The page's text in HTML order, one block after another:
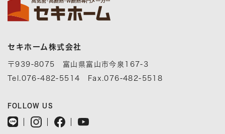
セキホーム株式会社
〒939-8075 富山県富山市今泉167-3
Tel.076-482-5514 Fax.076-482-5518
FOLLOW US